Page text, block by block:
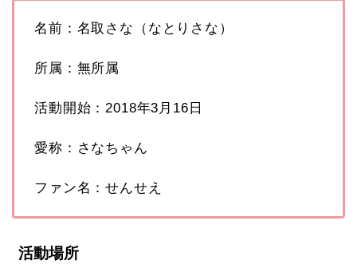
名前：名取さな（なとりさな）
所属：無所属
活動開始：2018年3月16日
愛称：さなちゃん
ファン名：せんせえ
活動場所